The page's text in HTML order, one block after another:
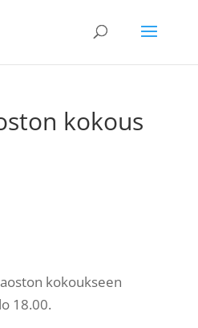
kokous
kokoukseen
18.00.